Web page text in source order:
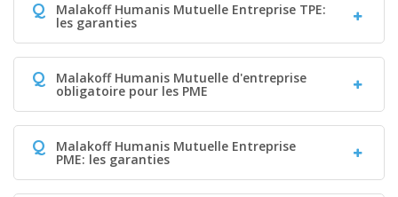
Q Malakoff Humanis Mutuelle Entreprise TPE:
les garanties
Q Malakoff Humanis Mutuelle d'entreprise
obligatoire pour les PME
Q Malakoff Humanis Mutuelle Entreprise
PME: les garanties